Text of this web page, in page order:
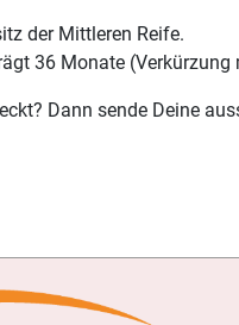
der Mittleren Reife.
36 Monate (Verkürzung
Dann sende Deine